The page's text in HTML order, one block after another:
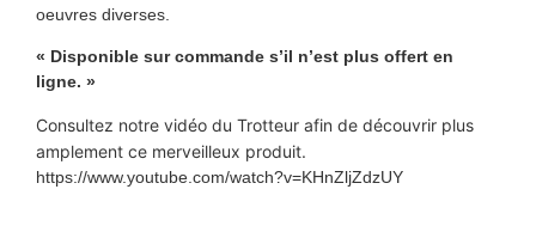
oeuvres diverses.
« Disponible sur commande s’il n’est plus offert en
ligne. »
Consultez notre vidéo du Trotteur afin de découvrir plus
amplement ce merveilleux produit.
https://www.youtube.com/watch?v=KHnZljZdzUY